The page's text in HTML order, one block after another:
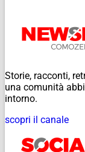
Storie, racconti,
una comunità
intorno.
scopri il canale